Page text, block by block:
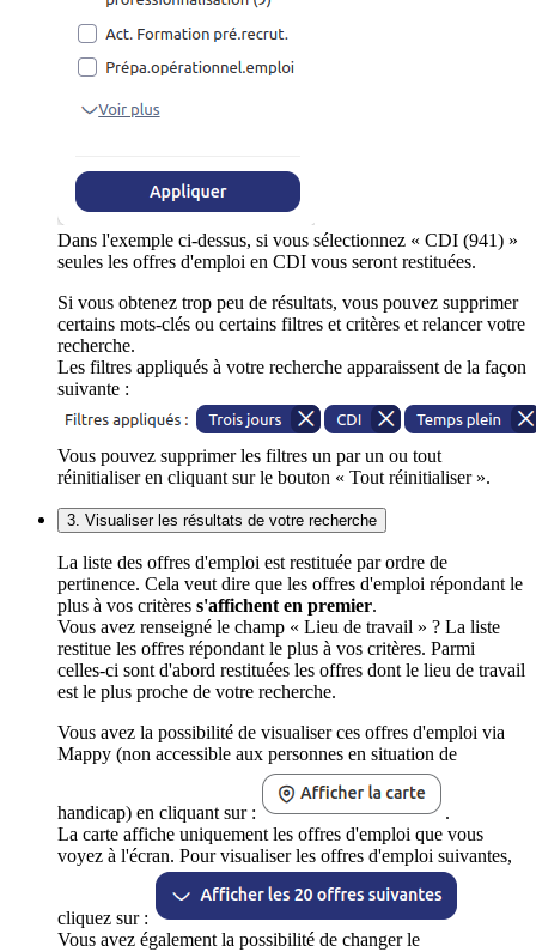
Dans l'exemple ci-dessus, si vous sélectionnez « CDI (941) »
seules les offres d'emploi en CDI vous seront restituées.
Si vous obtenez trop peu de résultats, vous pouvez supprimer
certains mots-clés ou certains filtres et critères et relancer votre
recherche.
Les filtres appliqués à votre recherche apparaissent de la façon
suivante :
Vous pouvez supprimer les filtres un par un ou tout
réinitialiser en cliquant sur le bouton « Tout réinitialiser ».
3. Visualiser les résultats de votre recherche
La liste des offres d'emploi est restituée par ordre de
pertinence. Cela veut dire que les offres d'emploi répondant le
plus à vos critères s'affichent en premier.
Vous avez renseigné le champ « Lieu de travail » ? La liste
restitue les offres répondant le plus à vos critères. Parmi
celles-ci sont d'abord restituées les offres dont le lieu de travail
est le plus proche de votre recherche.
Vous avez la possibilité de visualiser ces offres d'emploi via
Mappy (non accessible aux personnes en situation de
handicap) en cliquant sur :
.
La carte affiche uniquement les offres d'emploi que vous
voyez à l'écran. Pour visualiser les offres d'emploi suivantes,
cliquez sur :
Vous avez également la possibilité de changer le